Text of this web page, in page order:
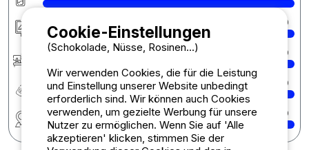
10
Rezeption 10
Preis-Leistungs-Verhältnis 10
Region 10
Cookie-Einstellungen
(Schokolade, Nüsse, Rosinen...)
Wir verwenden Cookies, die für die Leistung
und Einstellung unserer Website unbedingt
erforderlich sind. Wir können auch Cookies
verwenden, um gezielte Werbung für unsere
Nutzer zu ermöglichen. Wenn Sie auf 'Alle
akzeptieren' klicken, stimmen Sie der